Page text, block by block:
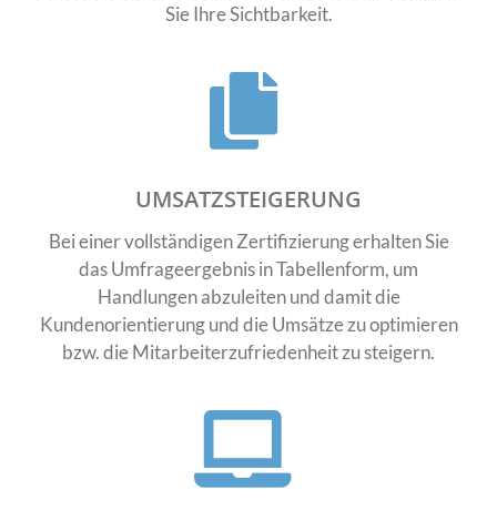
Sie Ihre Sichtbarkeit.
UMSATZSTEIGERUNG
Bei einer vollständigen Zertifizierung erhalten Sie
das Umfrageergebnis in Tabellenform, um
Handlungen abzuleiten und damit die
Kundenorientierung und die Umsätze zu optimieren
bzw. die Mitarbeiterzufriedenheit zu steigern.